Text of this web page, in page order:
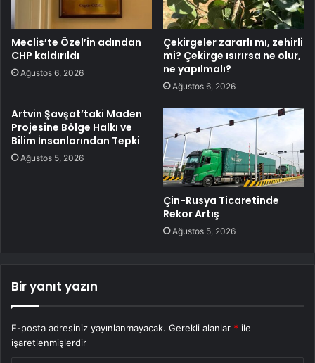
Meclis’te Özel’in adından
CHP kaldırıldı
Ağustos 6, 2026
Çekirgeler zararlı mı, zehirli
mi? Çekirge ısırırsa ne olur,
ne yapılmalı?
Ağustos 6, 2026
Artvin Şavşat’taki Maden
Projesine Bölge Halkı ve
Bilim İnsanlarından Tepki
Ağustos 5, 2026
Çin-Rusya Ticaretinde
Rekor Artış
Ağustos 5, 2026
Bir yanıt yazın
E-posta adresiniz yayınlanmayacak. Gerekli alanlar * ile
işaretlenmişlerdir